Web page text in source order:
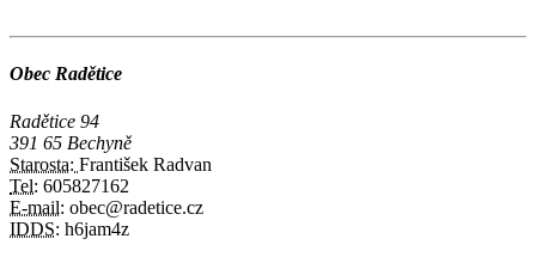
Obec Radětice
Radětice 94
391 65 Bechyně
Starosta: František Radvan
Tel: 605827162
E-mail: obec@radetice.cz
IDDS: h6jam4z